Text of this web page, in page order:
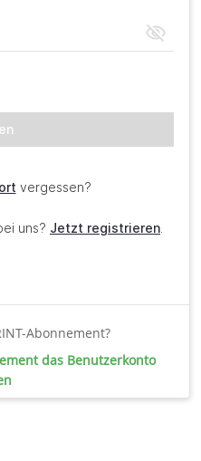
Abonnement?
das Benutzerkonto